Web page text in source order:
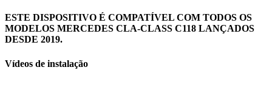
ESTE DISPOSITIVO É COMPATÍVEL COM TODOS OS
MODELOS MERCEDES CLA-CLASS C118 LANÇADOS
DESDE 2019.
Vídeos de instalação